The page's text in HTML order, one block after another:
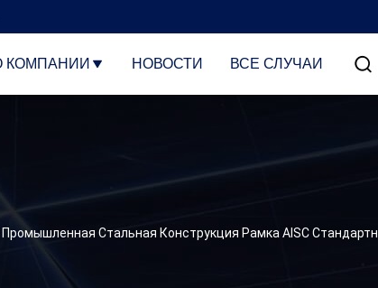
КОМПАНИИ НОВОСТИ ВСЕ СЛУЧАИ
Промышленная Стальная Конструкция Рамка AISC